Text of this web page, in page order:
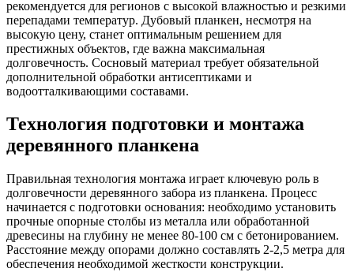
рекомендуется для регионов с высокой влажностью и резкими
перепадами температур. Дубовый планкен, несмотря на
высокую цену, станет оптимальным решением для
престижных объектов, где важна максимальная
долговечность. Сосновый материал требует обязательной
дополнительной обработки антисептиками и
водоотталкивающими составами.
Технология подготовки и монтажа
деревянного планкена
Правильная технология монтажа играет ключевую роль в
долговечности деревянного забора из планкена. Процесс
начинается с подготовки основания: необходимо установить
прочные опорные столбы из металла или обработанной
древесины на глубину не менее 80-100 см с бетонированием.
Расстояние между опорами должно составлять 2-2,5 метра для
обеспечения необходимой жесткости конструкции.